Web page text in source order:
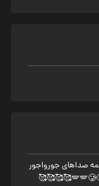
صداهای جورواجور